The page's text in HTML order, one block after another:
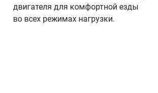
двигателя для комфортной езды
во всех режимах нагрузки.